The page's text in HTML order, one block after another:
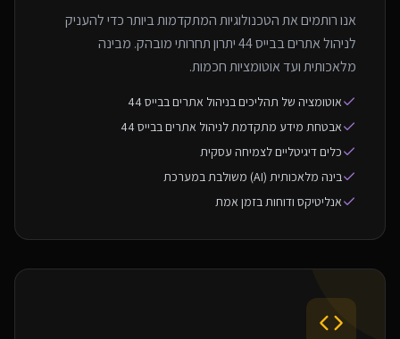
אנו רותמים את הטכנולוגיות המתקדמות ביותר כדי להעניק
לניהול אתרים בבייס 44 יתרון תחרותי מובהק. מבינה
מלאכותית ועד אוטומציות חכמות.
אוטומציה של תהליכים בניהול אתרים בבייס 44
אבטחת מידע מתקדמת לניהול אתרים בבייס 44
כלים דיגיטליים לצמיחה עסקית
בינה מלאכותית (AI) משולבת במערכת
אנליטיקס ודוחות בזמן אמת